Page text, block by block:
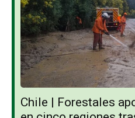
Chile | Forestales